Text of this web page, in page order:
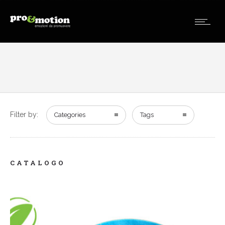
Filter by: Categories Tags
CATALOGO